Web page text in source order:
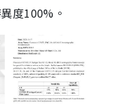
度100%。